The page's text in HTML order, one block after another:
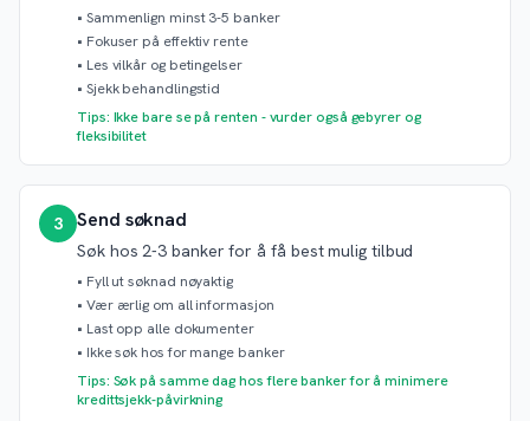
• Sammenlign minst 3-5 banker
• Fokuser på effektiv rente
• Les vilkår og betingelser
• Sjekk behandlingstid
Tips: Ikke bare se på renten - vurder også gebyrer og
fleksibilitet
3 Send søknad
Søk hos 2-3 banker for å få best mulig tilbud
• Fyll ut søknad nøyaktig
• Vær ærlig om all informasjon
• Last opp alle dokumenter
• Ikke søk hos for mange banker
Tips: Søk på samme dag hos flere banker for å minimere
kredittsjekk-påvirkning